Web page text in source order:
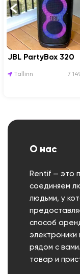
JBL PartyBox 320
Tallinn 7
О нас
Rentif — это
соединяем
людьми, у
способ
электроники
рядом с
товар и